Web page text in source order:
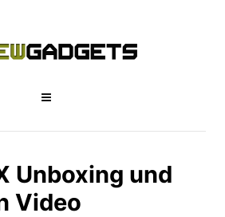
Unboxing und
Video